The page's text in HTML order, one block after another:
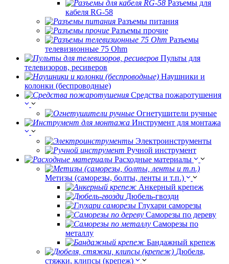
Разъемы для
кабеля RG-58
Разъемы питания
Разъемы прочие
Разъемы
телевизионные 75 Ohm
Пульты для
телевизоров, ресиверов
Наушники и
колонки (беспроводные)
Средства пожаротушения
Огнетушители ручные
Инструмент для монтажа
Электроинструменты
Ручной инструмент
Расходные материалы
Метизы (саморезы, болты, ленты и т.п.)
Анкерный крепеж
Дюбель-гвозди
Глухари саморезы
Саморезы по дереву
Саморезы по
металлу
Бандажный крепеж
Дюбеля,
стяжки, клипсы (крепеж)